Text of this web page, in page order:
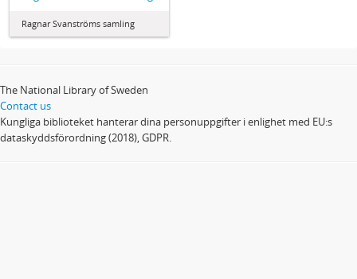
Ragnar Svanströms samling
The National Library of Sweden
Contact us
Kungliga biblioteket hanterar dina personuppgifter i enlighet med EU:s
dataskyddsförordning (2018), GDPR.